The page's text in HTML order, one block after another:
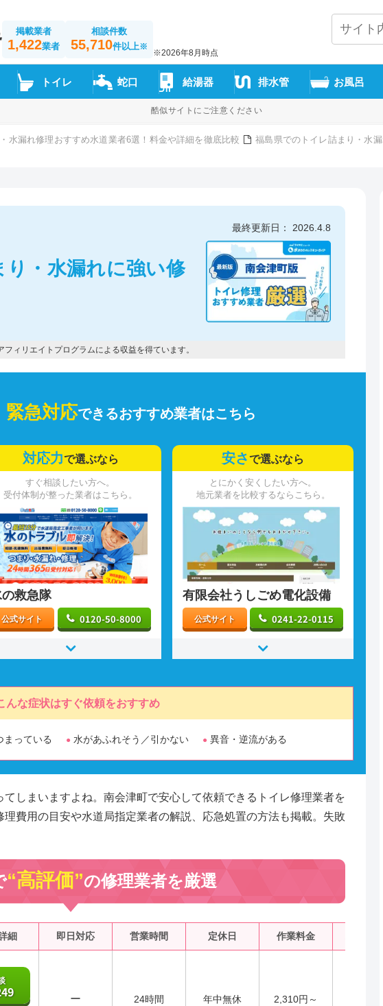
掲載業者
1,422業者
相談件数
55,710件以上※
※2026年8月時点
トイレ 蛇口 給湯器 排水管 お風呂
酷似サイトにご注意ください
水漏れ修理おすすめ水道業者6選！料金や詳細を徹底比較 福島県でのトイレ詰まり・水
・水漏れに強い修
最終更新日： 2026.4.8
ィリエイトプログラムによる収益を得ています。
緊急対応できるおすすめ業者はこちら
対応力で選ぶなら
すぐ相談したい方へ。
受付体制が整った業者はこちら。
救急隊
公式サイト 0120-50-8000
安さで選ぶなら
とにかく安くしたい方へ。
地元業者を比較するならこちら。
有限会社うしごめ電化設備
公式サイト 0241-22-0115
んな症状はすぐ依頼をおすすめ
まっている 水があふれそう／引かない 異音・逆流がある
しまいますよね。南会津町で安心して依頼できるトイレ修理業者を
費用の目安や水道局指定業者の解説、応急処置の方法も掲載。失敗
“高評価”の修理業者を厳選
細 即日対応 営業時間 定休日 作業料金
ー 24時間 年中無休 2,310円～